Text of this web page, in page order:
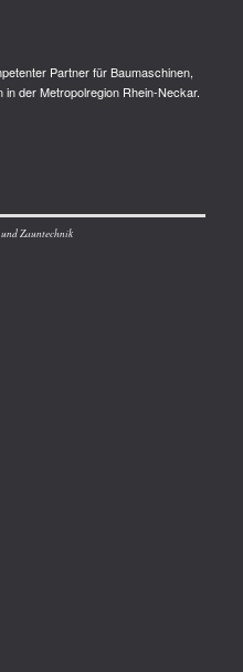
Partner für Baumaschinen,
der Metropolregion Rhein-Neckar.
Zauntechnik